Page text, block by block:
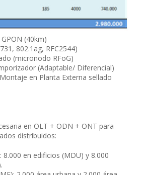
(40km)
802.1ag, RFC2544)
(micronodo RFoG)
(Adaptable/ Diferencial)
en Planta Externa sellado
en OLT + ODN + ONT para
distribuidos:
8.000 en edificios (MDU) y 8.000